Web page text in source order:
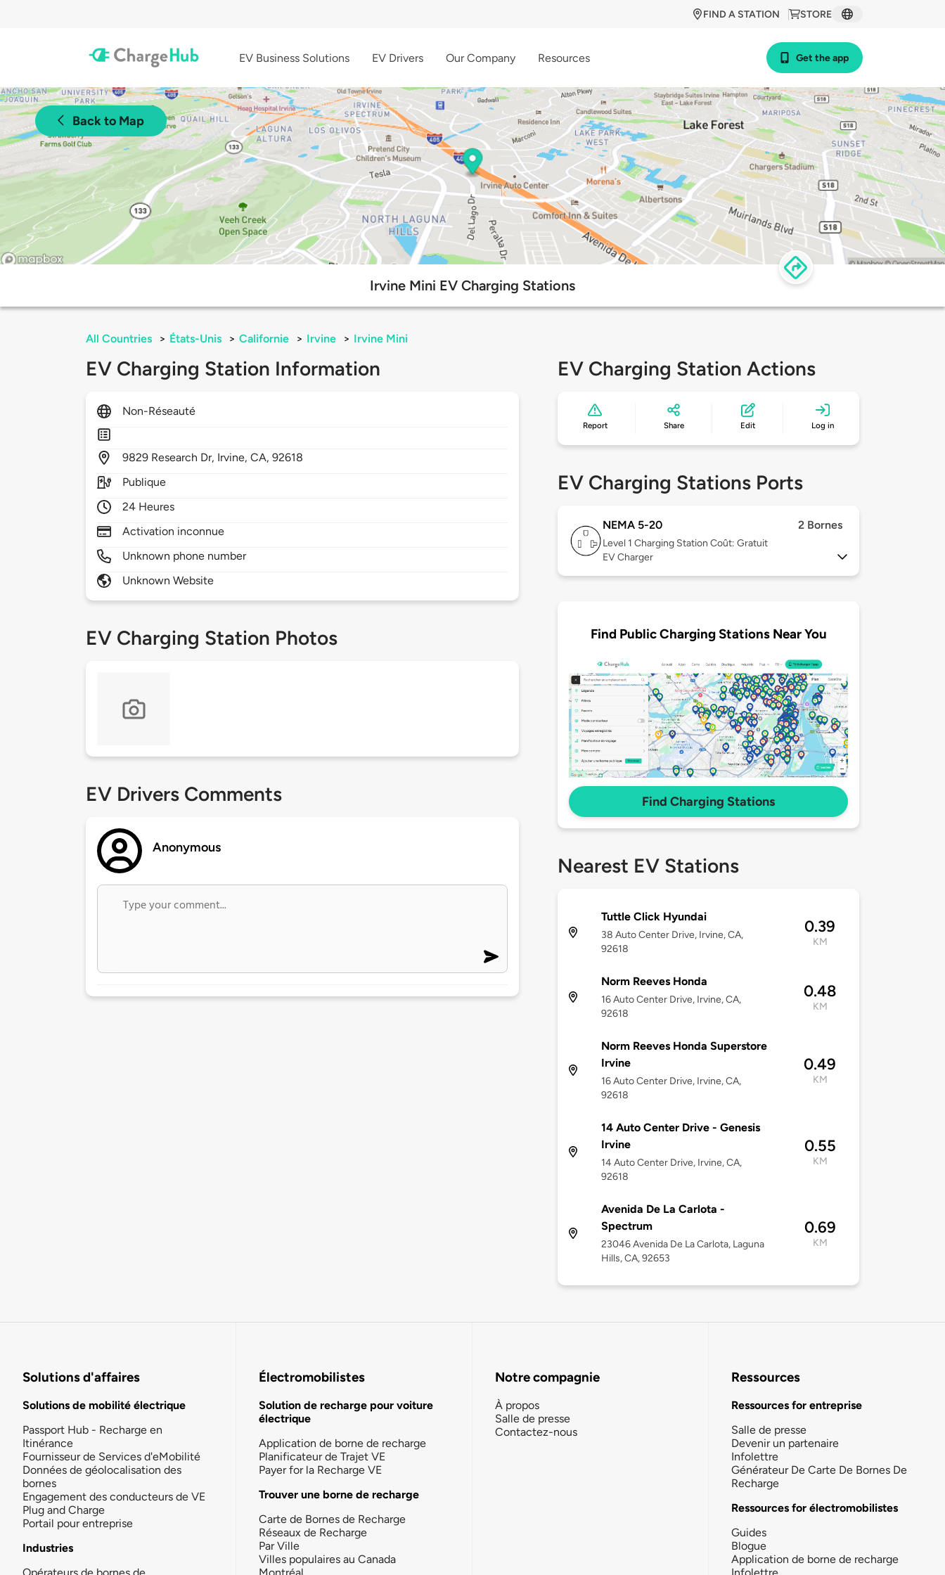
STORE
FIND A STATION
EV Business Solutions EV Drivers Our Company Resources Get the app
Back to Map
Irvine Mini EV Charging Stations
All Countries > États-Unis > Californie > Irvine > Irvine Mini
EV Charging Station Information
Non-Réseauté
9829 Research Dr, Irvine,CA,92618
Publique
24 Heures
Activation inconnue
Unknown phone number
Unknown Website
EV Charging Station Photos
EV Drivers Comments
Anonymous
EV Charging Station Actions
Report Share Edit Log in
EV Charging Stations Ports
NEMA 5-20 2 Bornes
Level 1 Charging Station Coût: Gratuit
EV Charger
Find Public Charging Stations Near You
Find Charging Stations
Nearest EV Stations
Tuttle Click Hyundai
38 Auto Center Drive, Irvine, CA,
92618
0.39
KM
Norm Reeves Honda
16 Auto Center Drive, Irvine, CA,
92618
0.48
KM
Norm Reeves Honda Superstore
Irvine
16 Auto Center Drive, Irvine, CA,
92618
0.49
KM
14 Auto Center Drive - Genesis
Irvine
14 Auto Center Drive, Irvine, CA,
92618
0.55
KM
Avenida De La Carlota -
Spectrum
23046 Avenida De La Carlota, Laguna
Hills, CA, 92653
0.69
KM
Solutions d'affaires
Solutions de mobilité électrique
Passport Hub - Recharge en
Itinérance
Fournisseur de Services d'eMobilité
Données de géolocalisation des
bornes
Engagement des conducteurs de VE
Plug and Charge
Portail pour entreprise
Industries
Électromobilistes
Solution de recharge pour voiture
électrique
Application de borne de recharge
Planificateur de Trajet VE
Payer for la Recharge VE
Trouver une borne de recharge
Carte de Bornes de Recharge
Réseaux de Recharge
Par Ville
Villes populaires au Canada
Notre compagnie
À propos
Salle de presse
Contactez-nous
Ressources
Ressources for entreprise
Salle de presse
Devenir un partenaire
Infolettre
Générateur De Carte De Bornes De
Recharge
Ressources for électromobilistes
Guides
Blogue
Application de borne de recharge